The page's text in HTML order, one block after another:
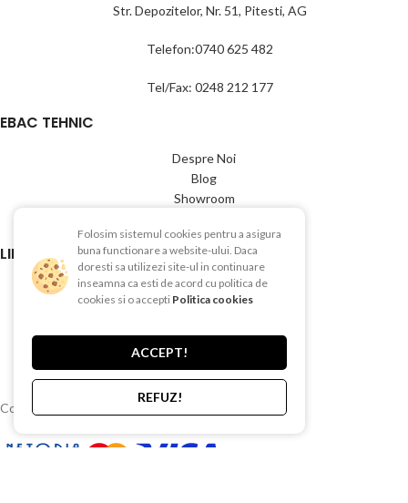
Str. Depozitelor, Nr. 51, Pitesti, AG
Telefon:0740 625 482
Tel/Fax: 0248 212 177
EBAC TEHNIC
Despre Noi
Blog
Showroom
LINK-URI UTILE
Termeni si conditii
Politica de Confientialitate
Politica de retur
Livrare si plata
Copyright © 2015-2025 EBAC TEHNIC
Folosim sistemul cookies pentru a asigura
buna functionare a website-ului. Daca
doresti sa utilizezi site-ul in continuare
inseamna ca esti de acord cu politica de
cookies si o accepti Politica cookies
ACCEPT!
REFUZ!